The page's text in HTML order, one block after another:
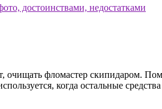
фломастер скипидаром.
когда остальные